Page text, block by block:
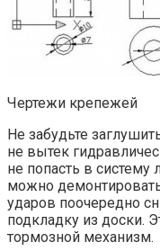
Чертежи крепежей
Не забудьте
не вытек
не попасть в систему
можно
ударов поочередно
подкладку из доски.
тормозной механизм.